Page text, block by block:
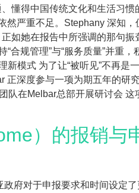
懂得中国传统文化和生活习
严重不足。Stephany 深知
如她在报告中所强调的那句振
规管理”与“服务质量”并重
模式 为了让“被听见”不再是
深度参与一项为期五年的研
队在Melbar总部开展研讨会
）的报销与
府对于申报要求和时间设定